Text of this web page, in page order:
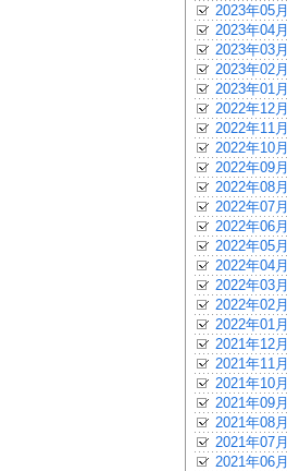
2023年05月
2023年04月
2023年03月
2023年02月
2023年01月
2022年12月
2022年11月
2022年10月
2022年09月
2022年08月
2022年07月
2022年06月
2022年05月
2022年04月
2022年03月
2022年02月
2022年01月
2021年12月
2021年11月
2021年10月
2021年09月
2021年08月
2021年07月
2021年06月